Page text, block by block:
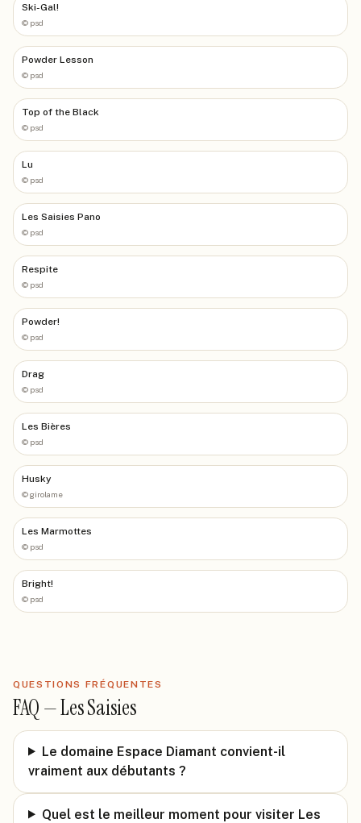
Ski-Gal!
© psd
Powder Lesson
© psd
Top of the Black
© psd
Lu
© psd
Les Saisies Pano
© psd
Respite
© psd
Powder!
© psd
Drag
© psd
Les Bières
© psd
Husky
©girolame
Les Marmottes
© psd
Bright!
© psd
QUESTIONS FRÉQUENTES
FAQ —Les Saisies
Le domaine Espace Diamant convient-il
vraiment aux débutants ?
Quel est le meilleur moment pour visiter Les